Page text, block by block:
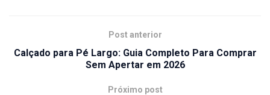
Post anterior
Calçado para Pé Largo: Guia Completo Para Comprar
Sem Apertar em 2026
Próximo post